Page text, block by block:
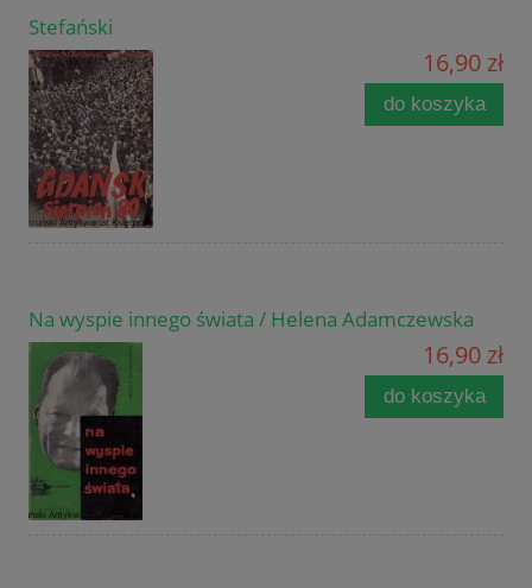
Stefański
16,90 zł
do koszyka
Na wyspie innego świata / Helena Adamczewska
16,90 zł
do koszyka